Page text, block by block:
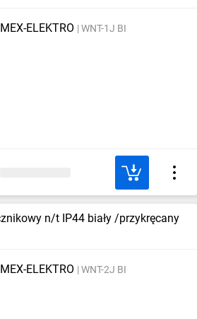
ELEKTRO WNT-1J BI
n/t IP44 biały /przykręcany
ELEKTRO WNT-2J BI